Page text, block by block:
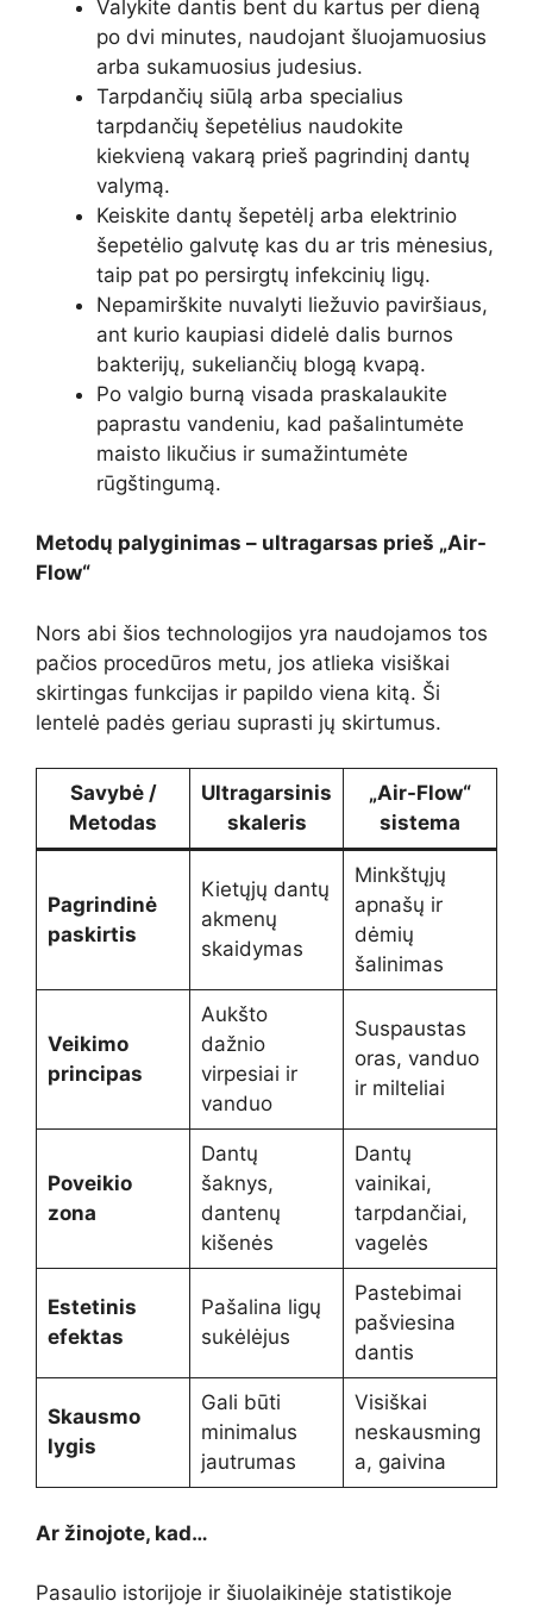
Valykite dantis bent du kartus per dieną
po dvi minutes, naudojant šluojamuosius
arba sukamuosius judesius.
Tarpdančių siūlą arba specialius
tarpdančių šepetėlius naudokite
kiekvieną vakarą prieš pagrindinį dantų
valymą.
Keiskite dantų šepetėlį arba elektrinio
šepetėlio galvutę kas du ar tris mėnesius,
taip pat po persirgtų infekcinių ligų.
Nepamirškite nuvalyti liežuvio paviršiaus,
ant kurio kaupiasi didelė dalis burnos
bakterijų, sukeliančių blogą kvapą.
Po valgio burną visada praskalaukite
paprastu vandeniu, kad pašalintumėte
maisto likučius ir sumažintumėte
rūgštingumą.
Metodų palyginimas – ultragarsas prieš „Air-
Flow“
Nors abi šios technologijos yra naudojamos tos
pačios procedūros metu, jos atlieka visiškai
skirtingas funkcijas ir papildo viena kitą. Ši
lentelė padės geriau suprasti jų skirtumus.
Savybė /
Metodas
Ultragarsinis
skaleris
„Air-Flow“
sistema
Pagrindinė
paskirtis
Kietųjų dantų
akmenų
skaidymas
Minkštųjų
apnašų ir
dėmių
šalinimas
Veikimo
principas
Aukšto
dažnio
virpesiai ir
vanduo
Suspaustas
oras, vanduo
ir milteliai
Poveikio
zona
Dantų
šaknys,
dantenų
kišenės
Dantų
vainikai,
tarpdančiai,
vagelės
Estetinis
efektas
Pašalina ligų
sukėlėjus
Pastebimai
pašviesina
dantis
Skausmo
lygis
Gali būti
minimalus
jautrumas
Visiškai
neskausming
a, gaivina
Ar žinojote, kad…
Pasaulio istorijoje ir šiuolaikinėje statistikoje